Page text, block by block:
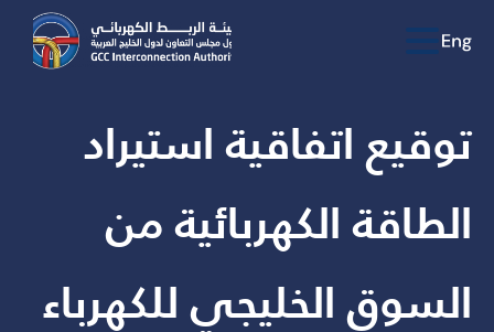
توقيع اتفاقية استيراد
الطاقة الكهربائية من
السوق الخليجي للكهرباء